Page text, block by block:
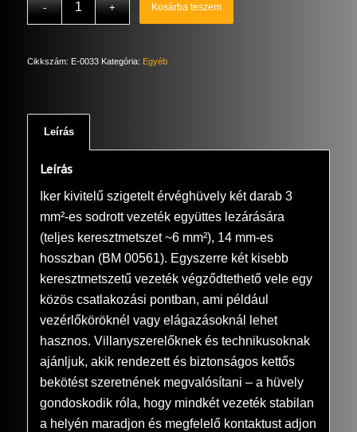
Kosárba teszem
Cikkszám: E-0033 Kategória: Egyéb
Leírás
Leírás
Iker kivitelű szigetelt érvéghüvely két darab 3
mm²-es sodrott vezeték együttes lezárására
(teljes keresztmetszet ~6 mm²), 14 mm-es
hosszban (BM 00561). Egyszerre két kisebb
keresztmetszetű vezeték végződtethető vele egy
közös csatlakozási pontban, ami például
vezérlőköröknél vagy elágazásoknál lehet
hasznos. Villanyszerelőknek és technikusoknak
ajánljuk, akik rendezett és biztonságos kettős
bekötést szeretnének megvalósítani – a hüvely
gondoskodik róla, hogy mindkét vezeték stabilan
a helyén maradjon és megfelelő kontaktust adjon